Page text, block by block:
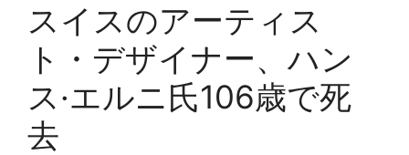
スイスのアーティス
ト・デザイナー、ハン
ス·エルニ氏106歳で死
去